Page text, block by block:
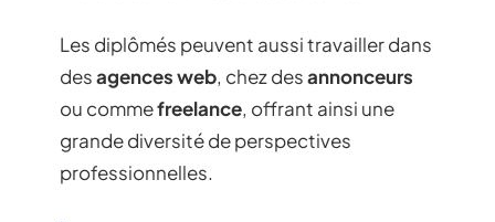
Les diplômés peuvent aussi travailler dans
desagences web, chez desannonceurs
ou commefreelance, offrant ainsi une
grande diversité de perspectives
professionnelles.